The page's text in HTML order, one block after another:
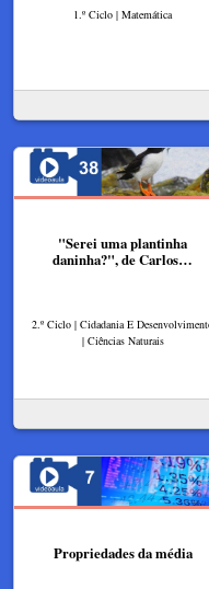
1.º Ciclo | Matemática
"Serei uma plantinha
daninha?", de Carlos…
2.º Ciclo | Cidadania E
| Ciências Naturais
Propriedades da média